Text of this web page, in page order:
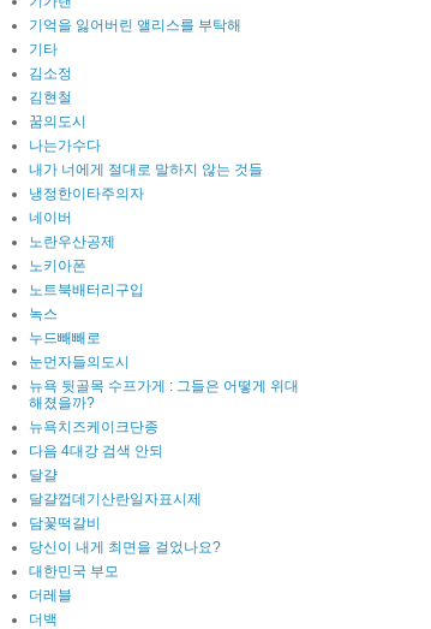
기억을 잃어버린 앨리스를 부탁해
기타
김소정
김현철
꿈의도시
나는가수다
내가 너에게 절대로 말하지 않는 것들
냉정한이타주의자
네이버
노란우산공제
노키아폰
노트북배터리구입
녹스
누드빼빼로
눈먼자들의도시
뉴욕 뒷골목 수프가게 : 그들은 어떻게 위대
해졌을까?
뉴욕치즈케이크단종
다음 4대강 검색 안되
달걀
달걀껍데기산란일자표시제
담꽃떡갈비
당신이 내게 최면을 걸었나요?
대한민국 부모
더레블
더백